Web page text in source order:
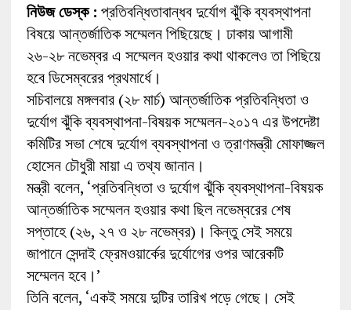
নিউজ ডেস্ক : প্রতিবন্ধিতাবান্ধব দুর্যোগ ঝুঁকি ব্যবস্থাপনা
বিষয়ে আন্তর্জাতিক সম্মেলন পিছিয়েছে। ঢাকায় আগামী
২৬-২৮ নভেম্বর এ সম্মেলন হওয়ার কথা থাকলেও তা পিছিয়ে
হবে ডিসেম্বরের প্রথমার্ধে।
সচিবালয়ে মঙ্গলবার (২৮ মার্চ) আন্তর্জাতিক প্রতিবন্ধিতা ও
দুর্যোগ ঝুঁকি ব্যবস্থাপনা-বিষয়ক সম্মেলন-২০১৭ এর উপদেষ্টা
কমিটির সভা শেষে দুর্যোগ ব্যবস্থাপনা ও ত্রাণমন্ত্রী মোফাজ্জল
হোসেন চৌধুরী মায়া এ তথ্য জানান।
মন্ত্রী বলেন, ‘প্রতিবন্ধিতা ও দুর্যোগ ঝুঁকি ব্যবস্থাপনা-বিষয়ক
আন্তর্জাতিক সম্মেলন হওয়ার কথা ছিল নভেম্বরের শেষ
সপ্তাহে (২৬, ২৭ ও ২৮ নভেম্বর)। কিন্তু সেই সময়ে
জাপানে সেন্দাই ফ্রেমওয়ার্কের দুর্যোগের ওপর আরেকটি
সম্মেলন হবে।’
তিনি বলেন, ‘একই সময়ে দুটির তারিখ পড়ে গেছে। সেই